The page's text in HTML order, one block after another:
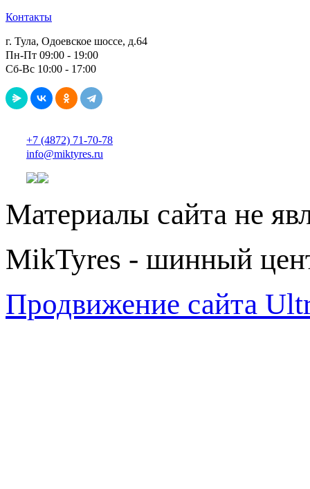
Контакты
г. Тула, Одоевское шоссе, д.64
Пн-Пт 09:00 - 19:00
Сб-Вс 10:00 - 17:00
+7 (4872) 71-70-78
info@miktyres.ru
Материалы сайта не
MikTyres - шинный
Продвижение сайта